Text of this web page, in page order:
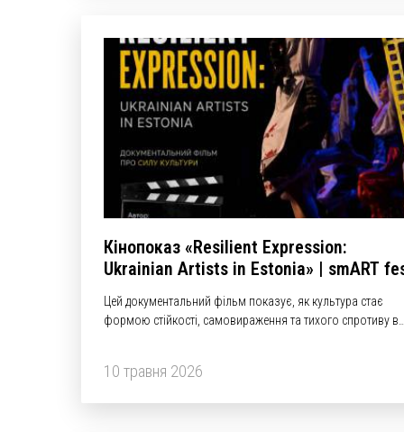
Кінопоказ «Resilient Expression:
Ukrainian Artists in Estonia» | smART
2026
Цей документальний фільм показує, як культура стає
формою стійкості, самовираження та тихого спротиву в
10 травня 2026